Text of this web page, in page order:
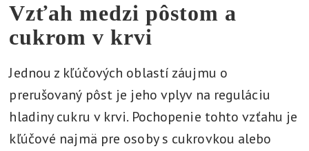
Vzťah medzi pôstom a
cukrom v krvi
Jednou z kľúčových oblastí záujmu o
prerušovaný pôst je jeho vplyv na reguláciu
hladiny cukru v krvi. Pochopenie tohto vzťahu je
kľúčové najmä pre osoby s cukrovkou alebo